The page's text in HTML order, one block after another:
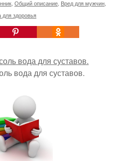
Общий описание Вред для мужчин
для здоровья
вода для суставов.